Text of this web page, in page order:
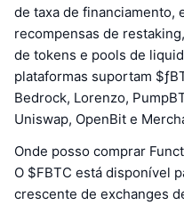
de taxa de financiamento,
recompensas de
de tokens e pools de
plataformas suportam
Bedrock, Lorenzo,
Uniswap, OpenBit e
Onde posso comprar
O $FBTC está disponível
crescente de exchanges